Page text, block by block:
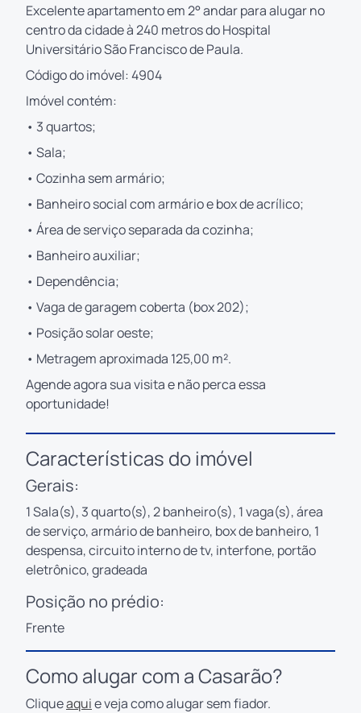
Excelente apartamento em 2° andar para alugar no
centro da cidade à 240 metros do Hospital
Universitário São Francisco de Paula.
Código do imóvel: 4904
Imóvel contém:
• 3 quartos;
• Sala;
• Cozinha sem armário;
• Banheiro social com armário e box de acrílico;
• Área de serviço separada da cozinha;
• Banheiro auxiliar;
• Dependência;
• Vaga de garagem coberta (box 202);
• Posição solar oeste;
• Metragem aproximada 125,00 m².
Agende agora sua visita e não perca essa
oportunidade!
Características do imóvel
Gerais:
1 Sala(s), 3 quarto(s), 2 banheiro(s), 1 vaga(s), área
de serviço, armário de banheiro, box de banheiro, 1
despensa, circuito interno de tv, interfone, portão
eletrônico, gradeada
Posição no prédio:
Frente
Como alugar com a Casarão?
Cliqueaquie veja como alugar sem fiador.